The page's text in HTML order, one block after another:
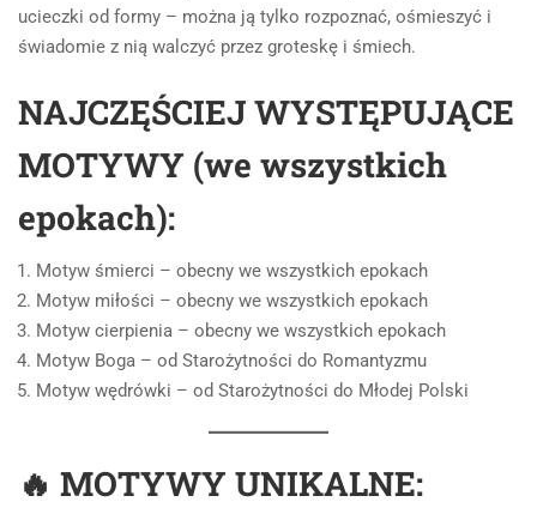
ucieczki od formy – można ją tylko rozpoznać, ośmieszyć i
świadomie z nią walczyć przez groteskę i śmiech.
NAJCZĘŚCIEJ WYSTĘPUJĄCE
MOTYWY (we wszystkich
epokach):
Motyw śmierci – obecny we wszystkich epokach
Motyw miłości – obecny we wszystkich epokach
Motyw cierpienia – obecny we wszystkich epokach
Motyw Boga – od Starożytności do Romantyzmu
Motyw wędrówki – od Starożytności do Młodej Polski
🔥 MOTYWY UNIKALNE: